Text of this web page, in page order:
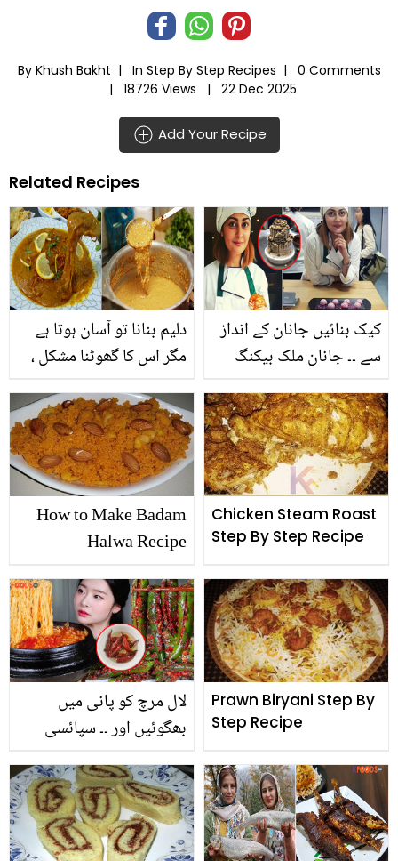
By Khush Bakht | In Step By Step Recipes |
0 Comments
|
18726 Views | 22 Dec 2025
Add Your Recipe
Related Recipes
دلیم بنانا تو آسان ہوتا ہے
مگر اس کا گھوٹنا مشکل ،
دیگ دلیم گھوٹیں اور مزے
سے کھائيں
کیک بنائیں جانان کے انداز
سے ۔۔ جانان ملک بیکنگ
طریقہ استعمال کرتی ہیں؟
جانیئے بیکنگ کے خُفیہ راز
How to Make Badam
Halwa Recipe
Chicken Steam Roast
Step By Step Recipe
لال مرچ کو پانی میں
بھگوئیں اور ۔۔ سپائسی
صرف کوریا میں استعمال
ہوتے ہیں
Prawn Biryani Step By
Step Recipe